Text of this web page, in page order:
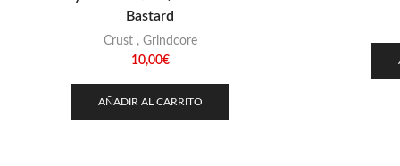
Bastard
Crust, Grindcore
10,00€
AÑADIR AL CARRITO